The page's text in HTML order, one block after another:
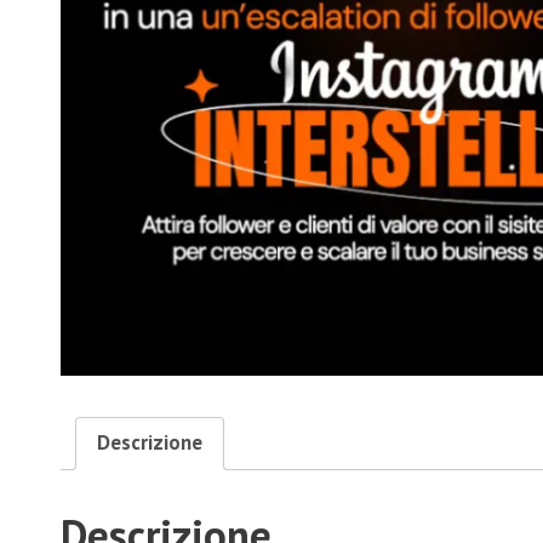
Descrizione